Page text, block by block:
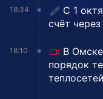
18:34
С 1
счёт
18:10
В
порядок
теплосетей